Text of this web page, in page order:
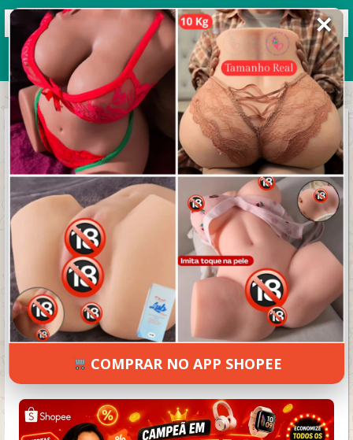
Grupos de WhatsApp 2026
+ Enviar grupo
Nação Rubro Negra
3.9/5 (16 avaliações)
✕
COMPRAR NO APP SHOPEE